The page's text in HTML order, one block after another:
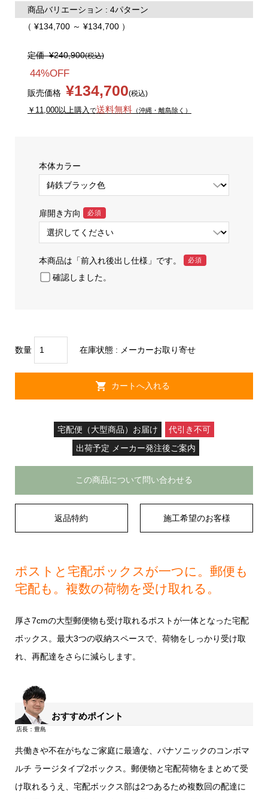
商品バリエーション : 4パターン
（ ¥134,700 ～ ¥134,700 ）
定価¥240,900(税込)
44%OFF
販売価格 ¥134,700(税込)
￥11,000以上購入 で送料無料（沖縄・離島除く）
本体カラー
扉開き方向 必須
本商品は「前入れ後出し仕様」です。 必須
確認しました。
数量 在庫状態 : メーカーお取り寄せ
宅配便（大型商品）お届け
代引き不可
出荷予定 メーカー発注後ご案内
この商品について問い合わせる
返品特約 施工希望のお客様
ポストと宅配ボックスが一つに 。郵便も
宅配も。複数の荷物を受け取れる。
厚さ7cmの大型郵便物も受け取れるポストが一体となった宅配
ボックス。最大3つの収納スペースで、荷物をしっかり受け取
れ、再配達をさらに減らします。
おすすめポイント
共働きや不在がちなご家庭に最適な、パナソニックのコンボマ
ルチ ラージタイプ2ボックス。郵便物と宅配荷物をまとめて受
け取れるうえ、宅配ボックス部は2つあるため複数回の配達に